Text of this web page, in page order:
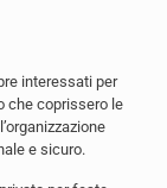
interessati per
che coprissero le
e sicuro.